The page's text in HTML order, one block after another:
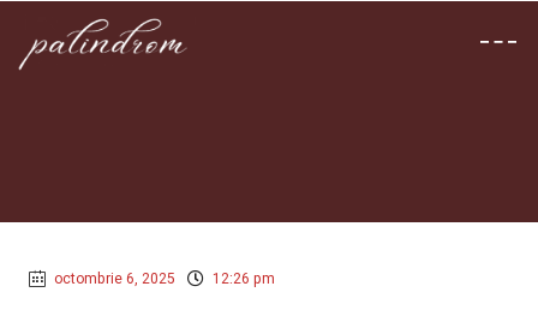
octombrie 6, 2025 12:26 pm